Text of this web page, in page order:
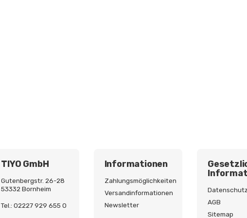
TIYO GmbH
Gutenbergstr. 26-28
53332 Bornheim
Tel.: 02227 929 655 0
Informationen
Zahlungsmöglichkeiten
Versandinformationen
Newsletter
Datenschutz
AGB
Sitemap